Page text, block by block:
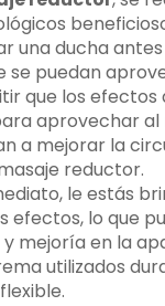
una ducha
se puedan
que los
aprovechar al
a mejorar la
reductor.
le estás
efectos, lo que
mejoría en la
utilizados